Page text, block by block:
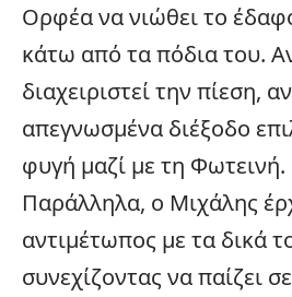
Ορφέα να νιώθει το
κάτω από τα πόδια του.
διαχειριστεί την πίεση,
απεγνωσμένα διέξοδο
φυγή μαζί με τη Φωτεινή.
Παράλληλα, ο Μιχάλης
αντιμέτωπος με τα δικά
συνεχίζοντας να παίζει